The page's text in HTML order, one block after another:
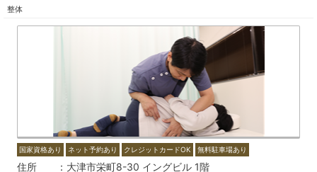
整体
国家資格あり ネット予約あり クレジットカードOK 無料駐車場あり
住所
大津市栄町8-30 イングビル 1階